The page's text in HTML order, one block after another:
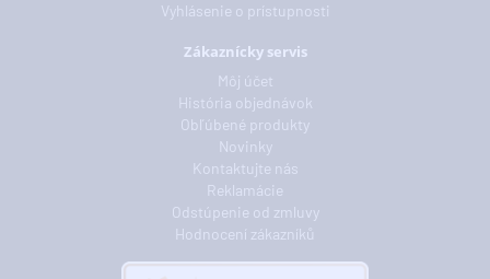
Vyhlásenie o prístupnosti
Zákaznícky servis
Môj účet
História objednávok
Obľúbené produkty
Novinky
Kontaktujte nás
Reklamácie
Odstúpenie od zmluvy
Hodnocení zákazníků